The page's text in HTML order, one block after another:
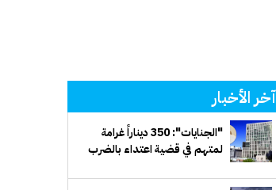
آخر الأخبار
"الجنايات": 350 ديناراً غرامة
لمتهم في قضية اعتداء بالضرب